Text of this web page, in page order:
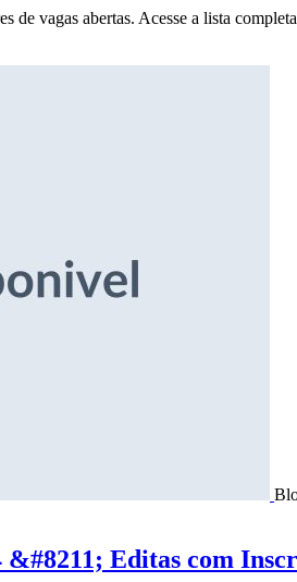
vagas abertas. Acesse a lista
Editas com